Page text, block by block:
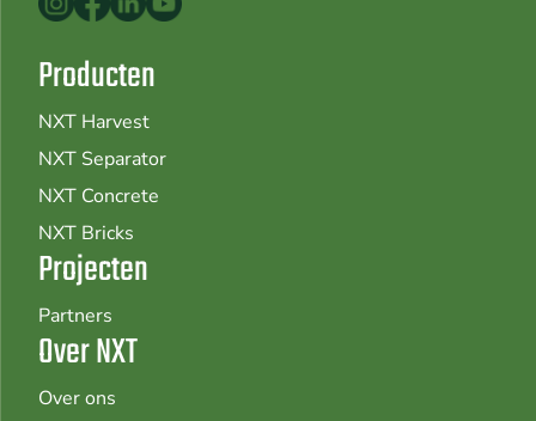
Producten
NXT Harvest
NXT Separator
NXT Concrete
NXT Bricks
Projecten
Partners
Over NXT
Over ons